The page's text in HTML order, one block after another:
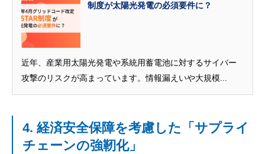
制度が太陽光発電の必須要件に？
近年、産業用太陽光発電や系統用蓄電池に対するサイバー
攻撃のリスクが高まっています。情報漏えいや大規模...
4. 経済安全保障を考慮した「サプライ
チェーンの強靭化」